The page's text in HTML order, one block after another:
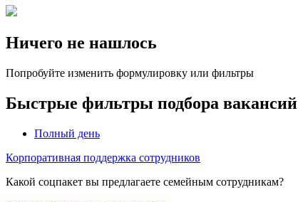
Ничего не нашлось
Попробуйте изменить формулировку или фильтры
Быстрые фильтры подбора вакансий
Полный день
Корпоративная поддержка сотрудников
Какой соцпакет вы предлагаете семейным сотрудникам?